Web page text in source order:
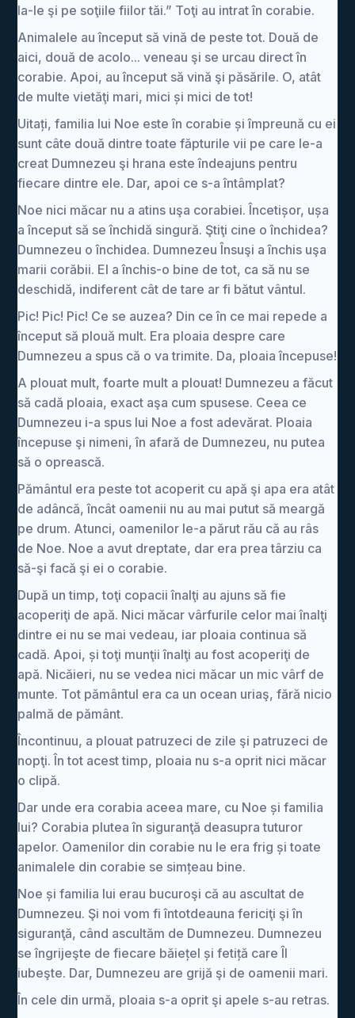
Ia-le şi pe soţiile fiilor tăi.” Toţi au intrat în corabie.
Animalele au început să vină de peste tot. Două de
aici, două de acolo... veneau şi se urcau direct în
corabie. Apoi, au început să vină şi păsările. O, atât
de multe vietăţi mari, mici și mici de tot!
Uitați, familia lui Noe este în corabie și împreună cu ei
sunt câte două dintre toate făpturile vii pe care le-a
creat Dumnezeu şi hrana este îndeajuns pentru
fiecare dintre ele. Dar, apoi ce s-a întâmplat?
Noe nici măcar nu a atins uşa corabiei. Încetișor, ușa
a început să se închidă singură. Ştiţi cine o închidea?
Dumnezeu o închidea. Dumnezeu Însuşi a închis uşa
marii corăbii. El a închis-o bine de tot, ca să nu se
deschidă, indiferent cât de tare ar fi bătut vântul.
Pic! Pic! Pic! Ce se auzea? Din ce în ce mai repede a
început să plouă mult. Era ploaia despre care
Dumnezeu a spus că o va trimite. Da, ploaia începuse!
A plouat mult, foarte mult a plouat! Dumnezeu a făcut
să cadă ploaia, exact aşa cum spusese. Ceea ce
Dumnezeu i-a spus lui Noe a fost adevărat. Ploaia
începuse şi nimeni, în afară de Dumnezeu, nu putea
să o oprească.
Pământul era peste tot acoperit cu apă şi apa era atât
de adâncă, încât oamenii nu au mai putut să meargă
pe drum. Atunci, oamenilor le-a părut rău că au râs
de Noe. Noe a avut dreptate, dar era prea târziu ca
să-şi facă şi ei o corabie.
După un timp, toţi copacii înalţi au ajuns să fie
acoperiţi de apă. Nici măcar vârfurile celor mai înalţi
dintre ei nu se mai vedeau, iar ploaia continua să
cadă. Apoi, și toţi munţii înalţi au fost acoperiţi de
apă. Nicăieri, nu se vedea nici măcar un mic vârf de
munte. Tot pământul era ca un ocean uriaş, fără nicio
palmă de pământ.
Încontinuu, a plouat patruzeci de zile şi patruzeci de
nopţi. În tot acest timp, ploaia nu s-a oprit nici măcar
o clipă.
Dar unde era corabia aceea mare, cu Noe și familia
lui? Corabia plutea în siguranţă deasupra tuturor
apelor. Oamenilor din corabie nu le era frig și toate
animalele din corabie se simțeau bine.
Noe și familia lui erau bucuroşi că au ascultat de
Dumnezeu. Şi noi vom fi întotdeauna fericiţi şi în
siguranţă, când ascultăm de Dumnezeu. Dumnezeu
se îngrijeşte de fiecare băiețel și fetiță care Îl
iubeşte. Dar, Dumnezeu are grijă şi de oamenii mari.
În cele din urmă, ploaia s-a oprit şi apele s-au retras.